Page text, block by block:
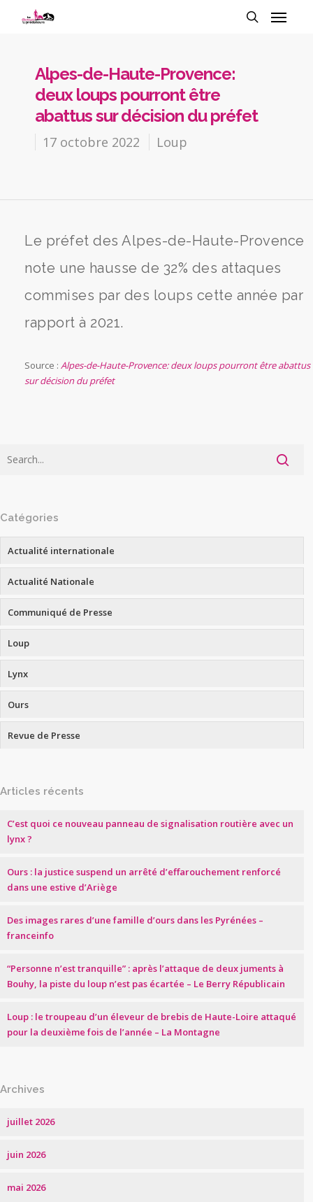
Alpes-de-Haute-Provence:
deux loups pourront être
abattus sur décision du préfet
17 octobre 2022 Loup
Le préfet des Alpes-de-Haute-Provence
note une hausse de 32% des attaques
commises par des loups cette année par
rapport à 2021.
Source :Alpes-de-Haute-Provence: deux loups pourront être abattus
sur décision du préfet
Catégories
Actualité internationale
Actualité Nationale
Communiqué de Presse
Loup
Lynx
Ours
Revue de Presse
Articles récents
C’est quoi ce nouveau panneau de signalisation routière avec un
lynx ?
Ours : la justice suspend un arrêté d’effarouchement renforcé
dans une estive d’Ariège
Des images rares d’une famille d’ours dans les Pyrénées –
franceinfo
“Personne n’est tranquille” : après l’attaque de deux juments à
Bouhy, la piste du loup n’est pas écartée – Le Berry Républicain
Loup : le troupeau d’un éleveur de brebis de Haute-Loire attaqué
pour la deuxième fois de l’année – La Montagne
Archives
juillet 2026
juin 2026
mai 2026